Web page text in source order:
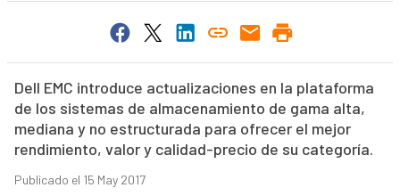
Dell EMC introduce actualizaciones en la plataforma
de los sistemas de almacenamiento de gama alta,
mediana y no estructurada para ofrecer el mejor
rendimiento, valor y calidad-precio de su categoría.
Publicado el 15 May 2017